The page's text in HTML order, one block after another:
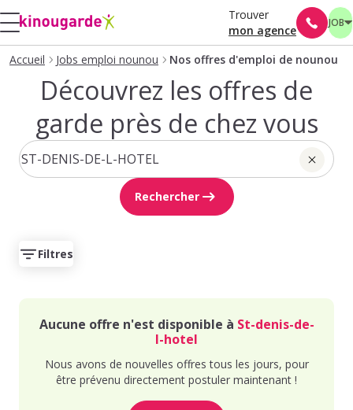
Trouver
mon agence
JOB
Accueil Jobs emploi nounou Nos offres d'emploi de nounou
Découvrez les offres de
garde près de chez vous
Rechercher
Filtres
Aucune offre n'est disponible à St-denis-de-
l-hotel
Nous avons de nouvelles offres tous les jours, pour
être prévenu directement postuler maintenant !